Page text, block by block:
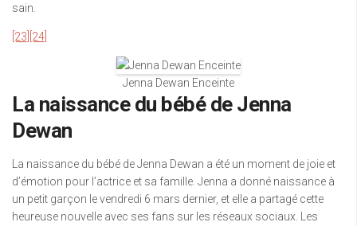
sain.
[23] [24]
Jenna Dewan Enceinte
La naissance du bébé de Jenna
Dewan
La naissance du bébé de Jenna Dewan a été un moment de joie et
d’émotion pour l’actrice et sa famille. Jenna a donné naissance à
un petit garçon le vendredi 6 mars dernier, et elle a partagé cette
heureuse nouvelle avec ses fans sur les réseaux sociaux. Les